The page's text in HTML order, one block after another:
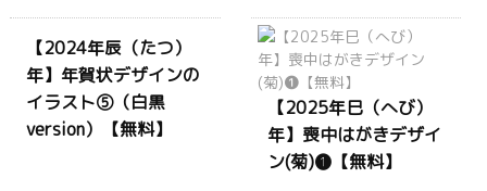
【2024年辰（たつ）
年】年賀状デザインの
イラスト⑤（白黒
version）【無料】
【2025年巳（へび）
年】喪中はがきデザイ
ン(菊)❶【無料】